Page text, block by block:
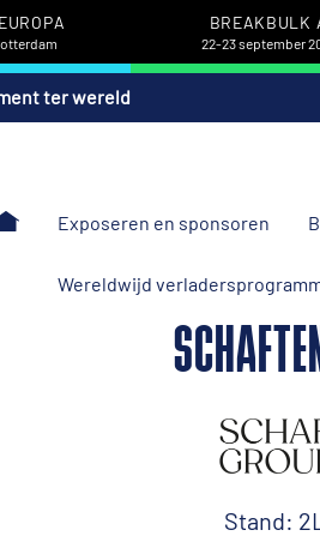
BREAKBULK
22-23 september
ter wereld
Exposeren en sponsoren
Wereldwijd
Stand: